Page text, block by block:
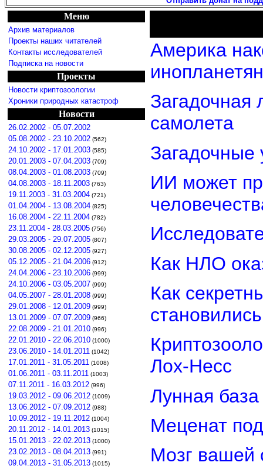
Меню
Архив материалов
Проекты наших читателей
Контакты исследователей
Подписка на новости
Проекты
Новости криптозоологии
Хроники природных катастроф
Новости
26.02.2002 - 05.07.2002
05.08.2002 - 23.10.2002 (562)
24.10.2002 - 17.01.2003 (585)
20.01.2003 - 07.04.2003 (709)
08.04.2003 - 01.08.2003 (709)
04.08.2003 - 18.11.2003 (763)
19.11.2003 - 31.03.2004 (721)
01.04.2004 - 13.08.2004 (825)
16.08.2004 - 22.11.2004 (782)
23.11.2004 - 28.03.2005 (756)
29.03.2005 - 29.07.2005 (807)
30.08.2005 - 02.12.2005 (927)
05.12.2005 - 21.04.2006 (912)
24.04.2006 - 23.10.2006 (999)
24.10.2006 - 03.05.2007 (999)
04.05.2007 - 28.01.2008 (999)
29.01.2008 - 12.01.2009 (999)
13.01.2009 - 07.07.2009 (966)
22.08.2009 - 21.01.2010 (996)
22.01.2010 - 22.06.2010 (1000)
23.06.2010 - 14.01.2011 (1042)
17.01.2011 - 31.05.2011 (1008)
01.06.2011 - 03.11.2011 (1003)
07.11.2011 - 16.03.2012 (996)
19.03.2012 - 09.06.2012 (1009)
13.06.2012 - 07.09.2012 (988)
10.09.2012 - 19.11.2012 (1004)
20.11.2012 - 14.01.2013 (1015)
15.01.2013 - 22.02.2013 (1000)
23.02.2013 - 08.04.2013 (991)
09.04.2013 - 31.05.2013 (1015)
Америка
инопланетян
Загадочная
самолета
Загадочные
ИИ может
Как НЛО
Как
Лох-Несс
Лунная
Меценат
Мозг вашей